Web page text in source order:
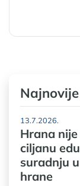
13.7.2026.
Hrana
ciljanu
suradnju
hrane